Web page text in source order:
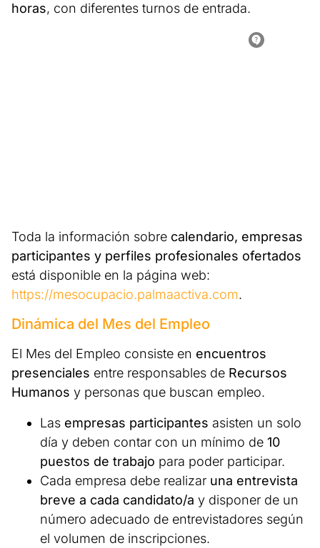
horas, con diferentes turnos de entrada.
Toda la información sobre calendario, empresas
participantes y perfiles profesionales ofertados
está disponible en la página web:
https://mesocupacio.palmaactiva.com.
Dinámica del Mes del Empleo
El Mes del Empleo consiste en encuentros
presenciales entre responsables de Recursos
Humanos y personas que buscan empleo.
Las empresas participantes asisten un solo
día y deben contar con un mínimo de 10
puestos de trabajo para poder participar.
Cada empresa debe realizar una entrevista
breve a cada candidato/a y disponer de un
número adecuado de entrevistadores según
el volumen de inscripciones.